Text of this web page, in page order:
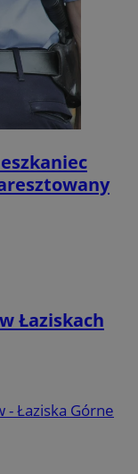
Łaziskach
Łaziska Górne